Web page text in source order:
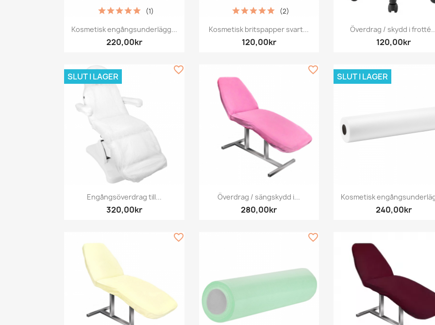
Snabbvy
Kosmetisk engångsunderlägg...
220,00kr
(1)
Snabbvy
Kosmetisk britspapper svart...
120,00kr
(2)
 Snabbvy
Överdrag / skydd i
120,00kr
Snabbvy
Engångsöverdrag till...
320,00kr
SLUT I LAGER
favorite_border
Snabbvy
Överdrag / sängskydd i...
280,00kr
favorite_border
Snabbvy
Kosmetisk
240,00kr
SLUT I LAGER
favorite_border favorite_border